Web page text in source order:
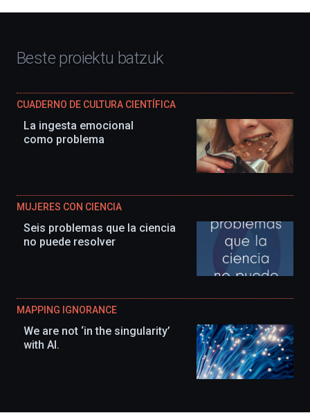
Beste proiektu batzuk
CUADERNO DE CULTURA CIENTÍFICA
La ingesta emocional
como problema
MUJERES CON CIENCIA
Seis problemas que la ciencia
no puede resolver
MAPPING IGNORANCE
We are not ‘in the singularity’
with AI.